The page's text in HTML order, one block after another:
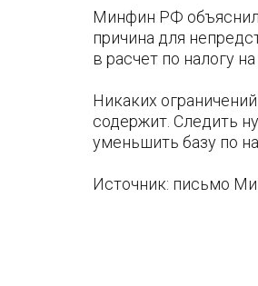
Минфин РФ объяснил,
причина для
в расчет по налогу
Никаких
содержит. Следить
уменьшить базу по
Источник: письмо